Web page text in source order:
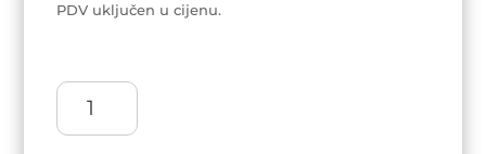
PDV uključen u cijenu.
Seri
Volume
lak